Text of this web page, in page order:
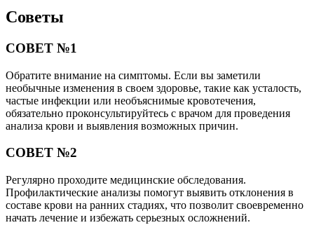
Советы
СОВЕТ №1
Обратите внимание на симптомы. Если вы заметили
необычные изменения в своем здоровье, такие как усталость,
частые инфекции или необъяснимые кровотечения,
обязательно проконсультируйтесь с врачом для проведения
анализа крови и выявления возможных причин.
СОВЕТ №2
Регулярно проходите медицинские обследования.
Профилактические анализы помогут выявить отклонения в
составе крови на ранних стадиях, что позволит своевременно
начать лечение и избежать серьезных осложнений.